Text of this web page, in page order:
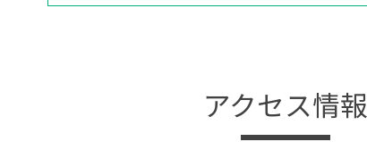
アクセス情報